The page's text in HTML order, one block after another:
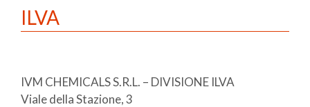
ILVA
IVM CHEMICALS S.R.L. – DIVISIONE ILVA
Viale della Stazione, 3